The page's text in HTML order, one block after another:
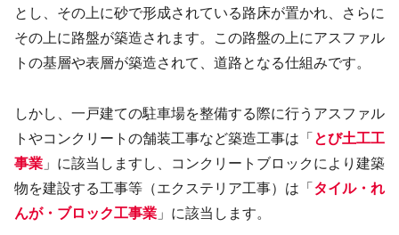
とし、その上に砂で形成されている路床が置かれ、さらに
その上に路盤が築造されます。この路盤の上にアスファル
トの基層や表層が築造されて、道路となる仕組みです。
しかし、一戸建ての駐車場を整備する際に行うアスファル
トやコンクリートの舗装工事など築造工事は「 とび土工工
事業 」に該当しますし、コンクリートブロックにより建築
物を建設する工事等（エクステリア工事）は「 タイル・れ
んが・ブロック工事業 」に該当します。